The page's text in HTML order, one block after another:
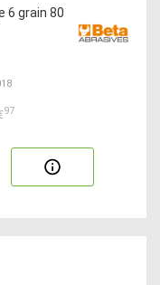
6 grain 80
97